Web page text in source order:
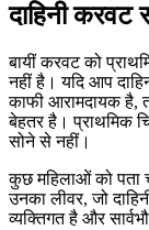
दाहिनी करवट
बायीं करवट को
नहीं है। यदि आप
काफी आरामदायक है,
बेहतर है। प्राथमिक
सोने से नहीं।
कुछ महिलाओं को पता
उनका लीवर, जो
व्यक्तिगत है और